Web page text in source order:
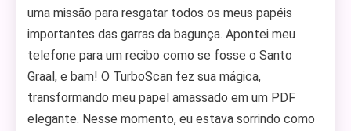
uma missão para resgatar todos os meus papéis
importantes das garras da bagunça. Apontei meu
telefone para um recibo como se fosse o Santo
Graal, e bam! O TurboScan fez sua mágica,
transformando meu papel amassado em um PDF
elegante. Nesse momento, eu estava sorrindo como